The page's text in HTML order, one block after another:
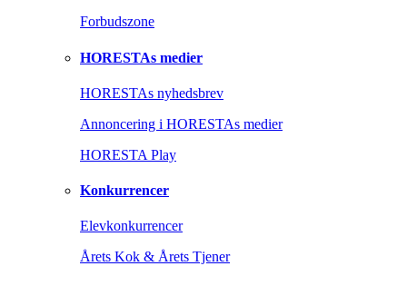
Forbudszone
HORESTAs medier
HORESTAs nyhedsbrev
Annoncering i HORESTAs medier
HORESTA Play
Konkurrencer
Elevkonkurrencer
Årets Kok & Årets Tjener